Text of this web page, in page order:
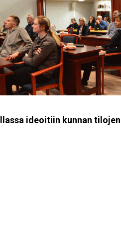
ideoitiin kunnan tilojen